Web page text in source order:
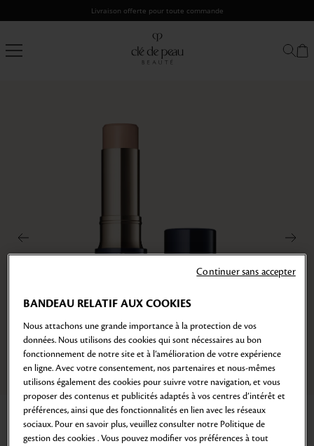
Livraison offerte pour toute commande
de
Peau
Aller
au
slide
1
Aller
au
2
Aller
au
slide
3
Aller
au
slide
4
Aller
au
slide
5
Aller
au
slide
6
Accueil Correcteur
CORRECTEUR
BANDEAU RELATIF AUX COOKIES
Nous attachons une grande importance à la protection de vos
données. Nous utilisons des cookies qui sont nécessaires au bon
fonctionnement de notre site et à l’amélioration de votre expérience
en ligne. Avec votre consentement, nos partenaires et nous-mêmes
utilisons également des cookies pour suivre votre navigation, et vous
proposer des contenus et publicités adaptés à vos centres d’intérêt et
préférences, ainsi que des fonctionnalités en lien avec les réseaux
sociaux. Pour en savoir plus, veuillez consulter notre Politique de
gestion des cookies . Vous pouvez modifier vos préférences à tout
Continuer sans accepter